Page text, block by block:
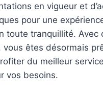
en vigueur et
pour une
toute tranquillité. Avec
vous êtes désormais
du meilleur service
vos besoins.